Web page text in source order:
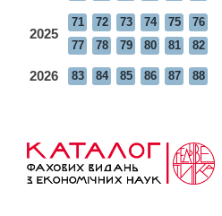
2025
71 72 73 74 75
76
77
78 79 80 81 82
2026 83 84 85 86 87 88